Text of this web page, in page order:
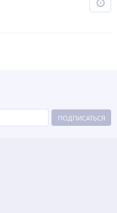
ПОДПИСАТЬСЯ